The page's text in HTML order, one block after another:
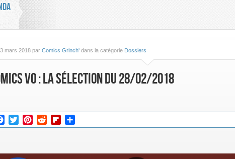
3 mars 2018 par Comics Grinch' dans la catégorie Dossiers
VO : La sélection du 28/02/2018
Facebook
TwitterPinterestRedditFlipboard